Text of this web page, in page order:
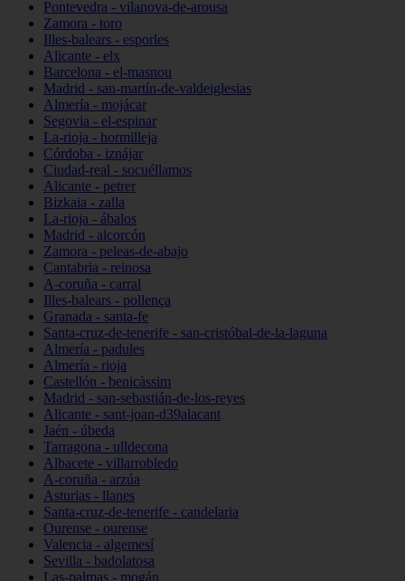
Pontevedra - vilanova-de-arousa
Zamora - toro
Illes-balears - esporles
Alicante - elx
Barcelona - el-masnou
Madrid - san-martín-de-valdeiglesias
Almería - mojácar
Segovia - el-espinar
La-rioja - hormilleja
Córdoba - iznájar
Ciudad-real - socuéllamos
Alicante - petrer
Bizkaia - zalla
La-rioja - ábalos
Madrid - alcorcón
Zamora - peleas-de-abajo
Cantabria - reinosa
A-coruña - carral
Illes-balears - pollença
Granada - santa-fe
Santa-cruz-de-tenerife - san-cristóbal-de-la-laguna
Almería - padules
Almería - rioja
Castellón - benicàssim
Madrid - san-sebastián-de-los-reyes
Alicante - sant-joan-d39alacant
Jaén - úbeda
Tarragona - ulldecona
Albacete - villarrobledo
A-coruña - arzúa
Asturias - llanes
Santa-cruz-de-tenerife - candelaria
Ourense - ourense
Valencia - algemesí
Sevilla - badolatosa
Las-palmas - mogán